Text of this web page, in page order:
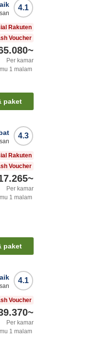
4.1
Rakuten
Voucher
~
Per kamar
1 malam
paket
4.3
Rakuten
Voucher
~
Per kamar
1 malam
paket
4.1
Voucher
~
Per kamar
1 malam